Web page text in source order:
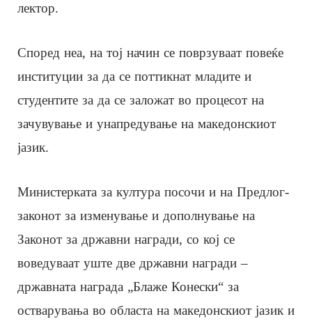
лектор.
Според неа, на тој начин се поврзуваат повеќе
институции за да се поттикнат младите и
студентите за да се заложат во процесот на
зачувување и унапредување на македонскиот
јазик.
Министерката за култура посочи и на Предлог-
законот за изменување и дополнување на
Законот за државни награди, со кој се
воведуваат уште две државни награди –
државната награда „Блаже Конески“ за
остварувања во областа на македонскиот јазик и